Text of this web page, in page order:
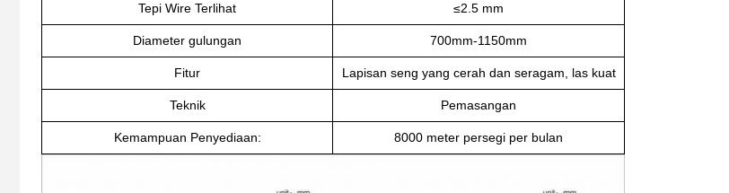
Tepi Wire Terlihat ≤2.5 mm
Diameter gulungan 700mm-1150mm
Fitur Lapisan seng yang cerah dan seragam, las kuat
Teknik Pemasangan
Kemampuan Penyediaan: 8000 meter persegi per bulan